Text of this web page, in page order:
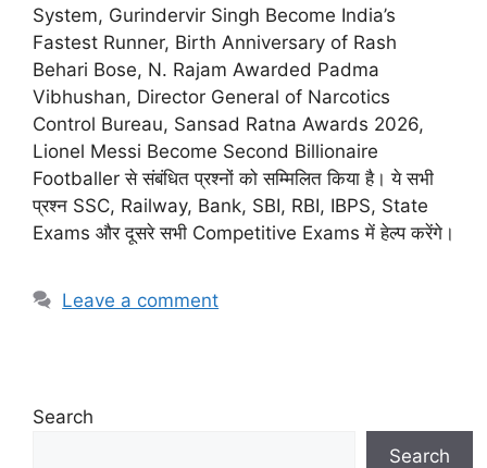
System, Gurindervir Singh Become India’s
Fastest Runner, Birth Anniversary of Rash
Behari Bose, N. Rajam Awarded Padma
Vibhushan, Director General of Narcotics
Control Bureau, Sansad Ratna Awards 2026,
Lionel Messi Become Second Billionaire
Footballer से संबंधित प्रश्नों को सम्मिलित किया है। ये सभी
प्रश्न SSC, Railway, Bank, SBI, RBI, IBPS, State
Exams और दूसरे सभी Competitive Exams में हेल्प करेंगे।
Leave a comment
Search
Search